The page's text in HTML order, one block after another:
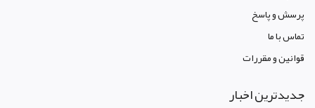
پرسش و پاسخ
تماس با ما
قوانين و مقررات
جدیدترین اخبار